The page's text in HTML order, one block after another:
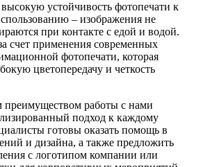
устойчивость фотопечати к
– изображения не
при контакте с едой и водой.
счет применения современных
фотопечати, которая
цветопередачу и четкость
работы с нами
подход к каждому
готовы оказать помощь в
и дизайна, а также предложить
с логотипом компании или